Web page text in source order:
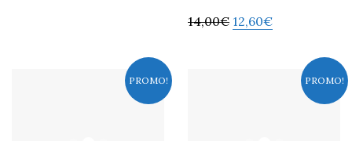
14,00€ 12,60€
PROMO! PROMO!